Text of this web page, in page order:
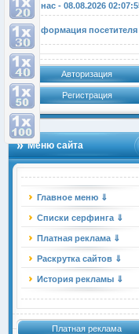
У нас - 08.08.2026
Информация
Авторизация
Регистрация
Меню сайта
Главное меню ⇓
Списки серфинга ⇓
Платная реклама ⇓
Раскрутка сайтов ⇓
История рекламы ⇓
Платная реклама